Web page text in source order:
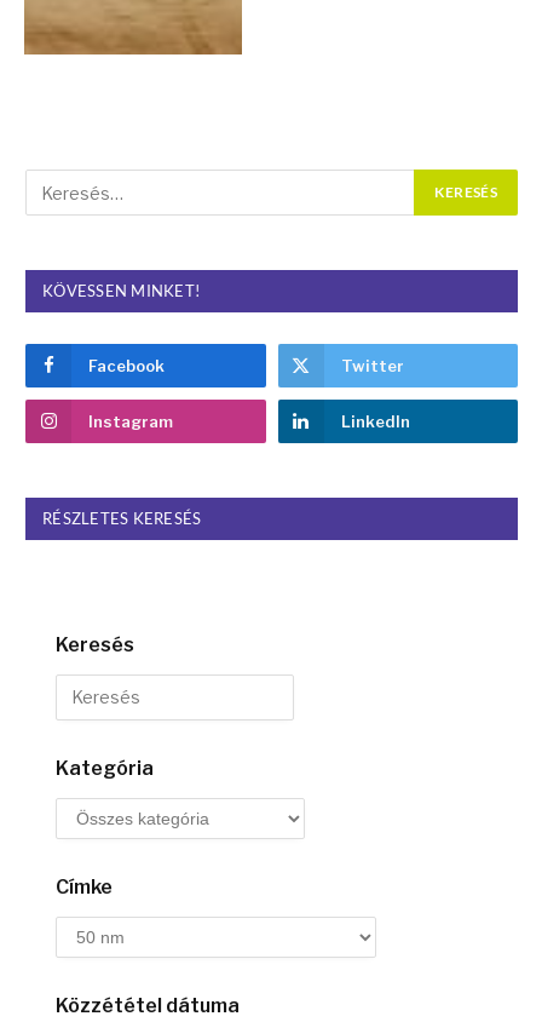
KÖVESSEN MINKET!
Facebook Twitter
Instagram LinkedIn
RÉSZLETES KERESÉS
Keresés
Kategória
Címke
Közzététel dátuma